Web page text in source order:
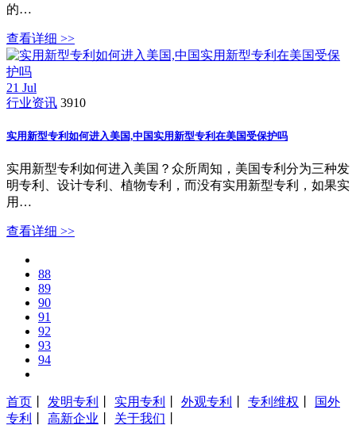
的…
查看详细 >>
21 Jul
行业资讯 3910
实用新型专利如何进入美国,中国实用新型专利在美国受保护吗
实用新型专利如何进入美国？众所周知，美国专利分为三种发
明专利、设计专利、植物专利，而没有实用新型专利，如果实
用…
查看详细 >>
88
89
90
91
92
93
94
首页 发明专利 实用专利 外观专利 专利维权
国外
专利
高新企业 关于我们